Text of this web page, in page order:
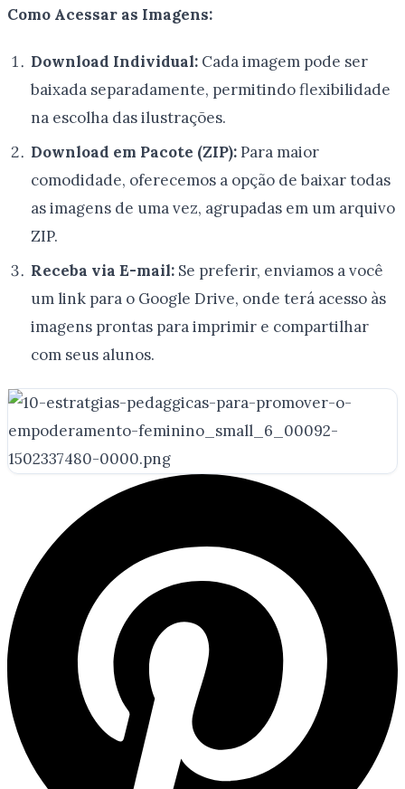
Como Acessar as Imagens:
Download Individual:Cada imagem pode ser
baixada separadamente, permitindo flexibilidade
na escolha das ilustrações.
Download em Pacote (ZIP):Para maior
comodidade, oferecemos a opção de baixar todas
as imagens de uma vez, agrupadas em um arquivo
ZIP.
Receba via E-mail:Se preferir, enviamos a você
um link para o Google Drive, onde terá acesso às
imagens prontas para imprimir e compartilhar
com seus alunos.